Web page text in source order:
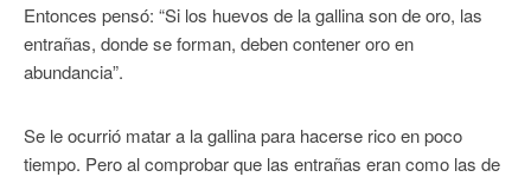
Entonces pensó: “Si los huevos de la gallina son de oro, las
entrañas, donde se forman, deben contener oro en
abundancia”.
Se le ocurrió matar a la gallina para hacerse rico en poco
tiempo. Pero al comprobar que las entrañas eran como las de